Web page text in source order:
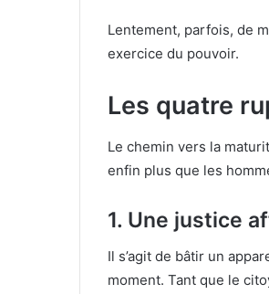
Lentement, parfois, de
exercice du pouvoir.
Les quatre
Le chemin vers la
enfin plus que les
1. Une justice
Il s’agit de bâtir un
moment. Tant que le